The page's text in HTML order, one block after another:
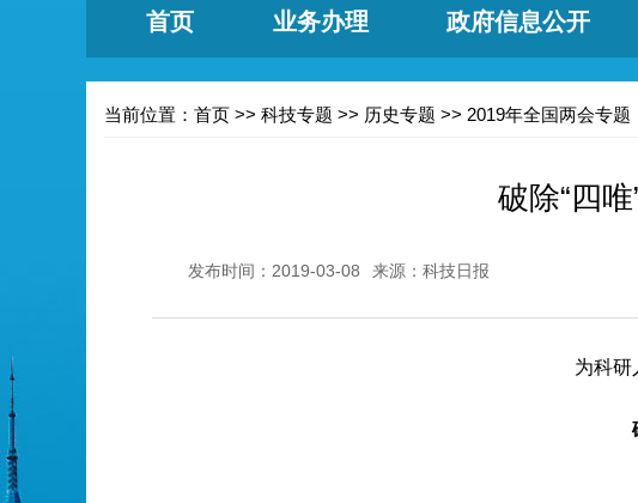
首页 业务办理 政府信息公开
当前位置： 首页 >> 科技专题 >> 历史专题 >> 2019年全国两会专题
破除“四
发布时间：2019-03-08 来源：科技日报
为科